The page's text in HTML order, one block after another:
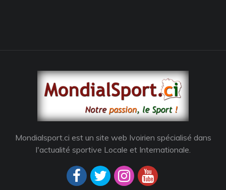
Mondialsport.ci est un site web Ivoirien spécialisé dans
l'actualité sportive Locale et Internationale.